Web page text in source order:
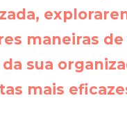
maneiras
sua
mais